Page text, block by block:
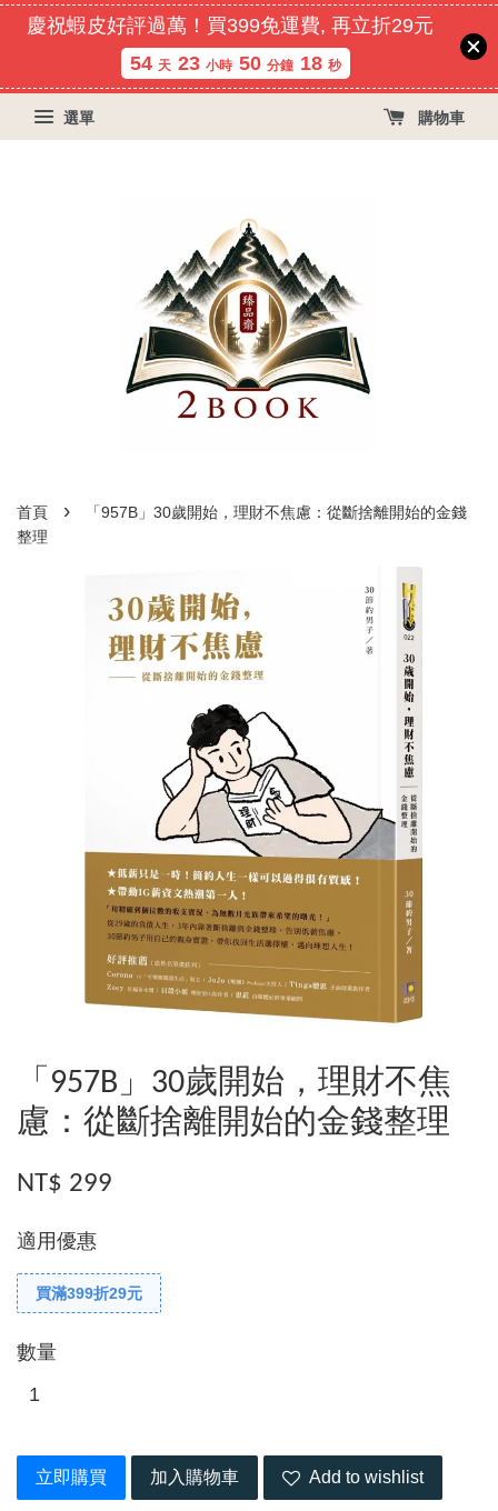
慶祝蝦皮好評過萬！買399免運費, 再立折29元
54 天 23 小時 50 分鐘 17 秒
選單 購物車
首頁 ›
「957B」30歲開始，理財不焦慮：從斷捨離開始的金錢
整理
「957B」30歲開始，理財不焦
慮：從斷捨離開始的金錢整理
NT$ 299
適用優惠
買滿399折29元
數量
立即購買 加入購物車 Add to wishlist